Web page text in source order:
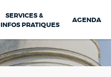
SERVICES &
INFOS PRATIQUES
AGENDA